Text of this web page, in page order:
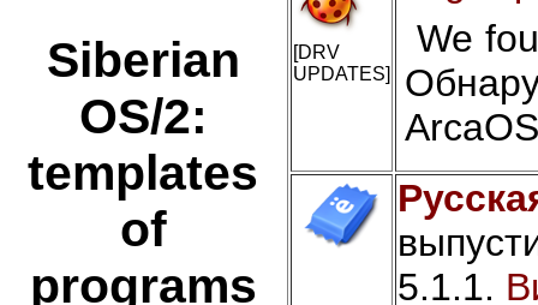
Siberian
OS/2:
templates
of
programs
[DRV
UPDATES]
We
5.1.1.